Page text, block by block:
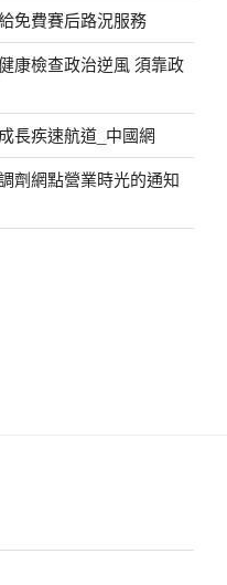
免費賽后路況服務
康檢查政治逆風 須靠政
長疾速航道_中國網
劑網點營業時光的通知